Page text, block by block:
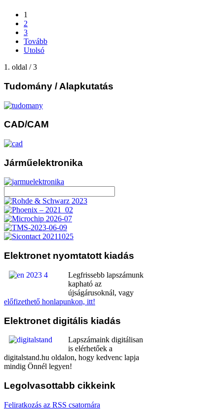
1
2
3
Tovább
Utolsó
1. oldal / 3
Tudomány / Alapkutatás
CAD/CAM
Járműelektronika
Elektronet nyomtatott kiadás
Legfrissebb lapszámunk
kapható az
újságárusoknál, vagy
előfizethető honlapunkon, itt!
Elektronet digitális kiadás
Lapszámaink digitálisan
is elérhetőek a
digitalstand.hu oldalon, hogy kedvenc lapja
mindig Önnél legyen!
Legolvasottabb cikkeink
Feliratkozás az RSS csatornára